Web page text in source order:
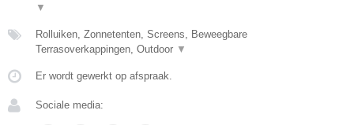
▼
Rolluiken, Zonnetenten, Screens, Beweegbare
Terrasoverkappingen, Outdoor ▼
Er wordt gewerkt op afspraak.
Sociale media: